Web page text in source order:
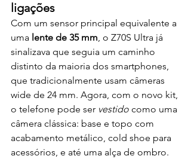
ligações
Com um sensor principal equivalente a
uma lente de 35 mm, o Z70S Ultra já
sinalizava que seguia um caminho
distinto da maioria dos smartphones,
que tradicionalmente usam câmeras
wide de 24 mm. Agora, com o novo kit,
o telefone pode ser vestido como uma
câmera clássica: base e topo com
acabamento metálico, cold shoe para
acessórios, e até uma alça de ombro.